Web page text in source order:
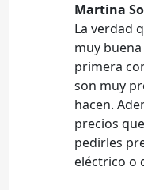
Martina
La verdad
muy
primera
son muy
hacen.
precios
pedirles
eléctrico o